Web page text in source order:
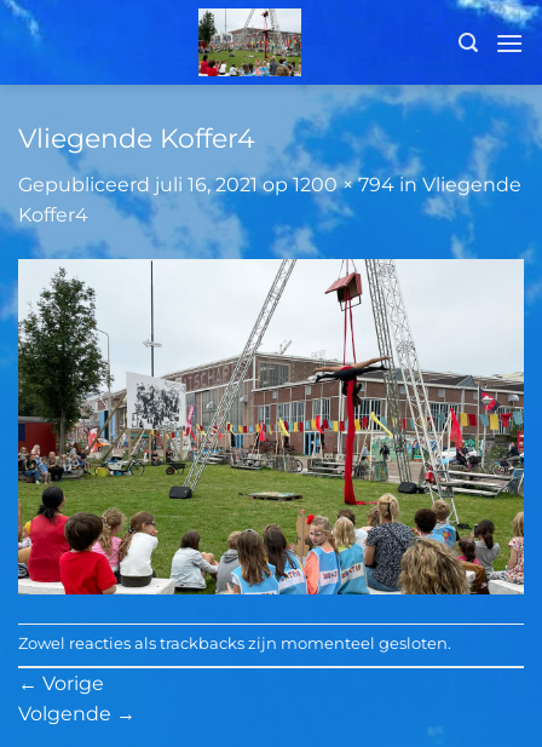
Ga
naar
Vliegende Koffer4
Gepubliceerd juli 16, 2021op1200 × 794 inVliegende
Koffer4
Zowel reacties als trackbacks zijn momenteel gesloten.
← Vorige
Volgende →